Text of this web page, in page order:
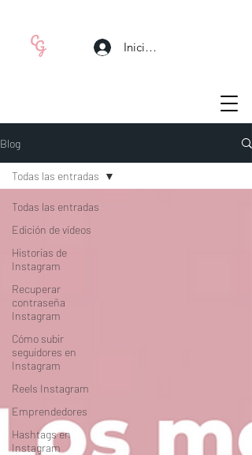
Iniciar sesión
Blog
Todas las entradas
Edición de vídeos
Historias de
Instagram
Recuperar
contraseña
Instagram
Cómo subir
seguidores en
Instagram
Reels Instagram
Emprendedores
Hashtags en
Instagram
Todas las entradas